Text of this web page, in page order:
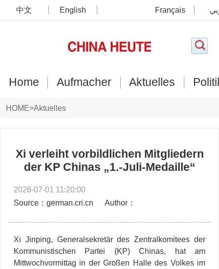
中文 English Français
Home Aufmacher Aktuelles
HOME>Aktuelles
Xi verleiht vorbildlichen Mitgliedern
der KP Chinas „1.-Juli-Medaille“
2026-07-01 11:20:00
Source：german.cri.cn
Author：
Xi Jinping, Generalsekretär des Zentralkomitees der
Kommunistischen Partei (KP) Chinas, hat am
Mittwochvormittag in der Großen Halle des Volkes im